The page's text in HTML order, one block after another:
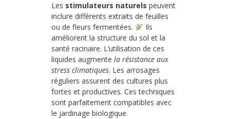
Les stimulateurs naturels peuvent
inclure différents extraits de feuilles
ou de fleurs fermentées.
Ils
améliorent la structure du sol et la
santé racinaire. L’utilisation de ces
liquides augmente la résistance aux
stress climatiques. Les arrosages
réguliers assurent des cultures plus
fortes et productives. Ces techniques
sont parfaitement compatibles avec
le jardinage biologique.